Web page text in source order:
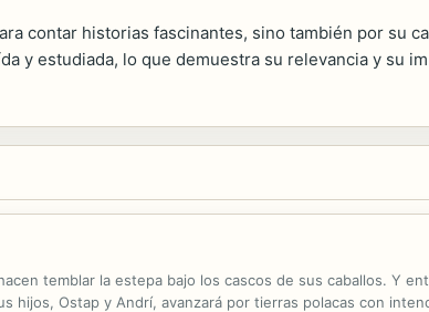
contar historias fascinantes, sino también por su
y estudiada, lo que demuestra su relevancia y su
temblar la estepa bajo los cascos de sus caballos. Y
hijos, Ostap y Andrí, avanzará por tierras polacas con